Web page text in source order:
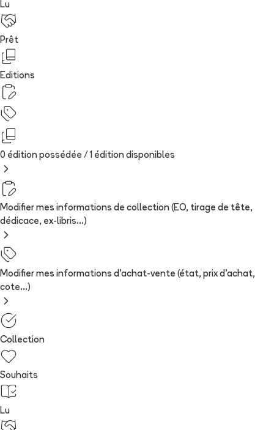
Lu
Prêt
Editions
0 édition possédée / 1 édition disponibles
Modifier mes informations de collection (EO, tirage de tête,
dédicace, ex-libris...)
Modifier mes informations d'achat-vente (état, prix d'achat,
cote...)
Collection
Souhaits
Lu